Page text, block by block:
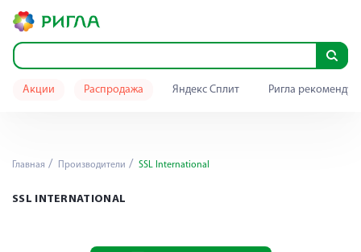
Акции Распродажа Яндекс Сплит Ригла
Главная Производители SSL International
SSL INTERNATIONAL